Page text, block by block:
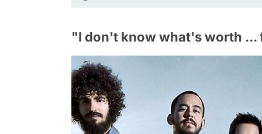
"I don't know what's worth ...